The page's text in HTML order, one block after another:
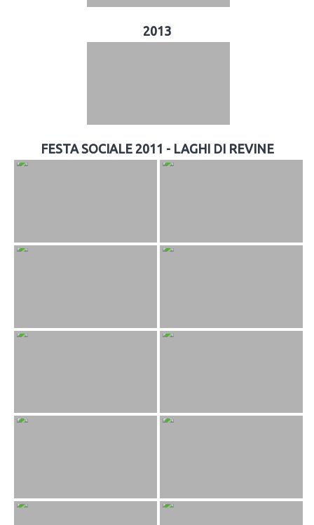
2013
FESTA SOCIALE 2011 - LAGHI DI REVINE